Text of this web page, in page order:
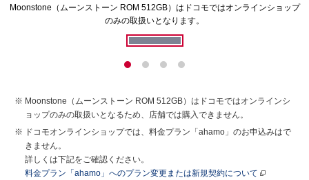
Moonstone（ムーンストーン ROM 512GB）はドコモではオンラインショップ
のみの取扱いとなります。
Moonstone（ムーンストーン ROM 512GB）はドコモではオンラインシ
ョップのみの取扱いとなるため、店舗では購入できません。
ドコモオンラインショップでは、料金プラン「ahamo」のお申込みはで
きません。
詳しくは下記をご確認ください。
料金プラン「ahamo」へのプラン変更または新規契約について